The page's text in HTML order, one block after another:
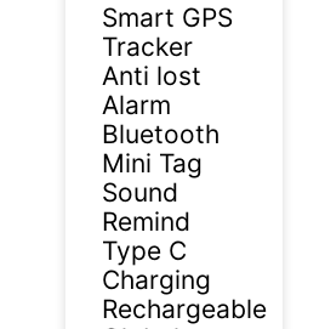
Smart GPS
Tracker
Anti lost
Alarm
Bluetooth
Mini Tag
Sound
Remind
Type C
Charging
Rechargeable